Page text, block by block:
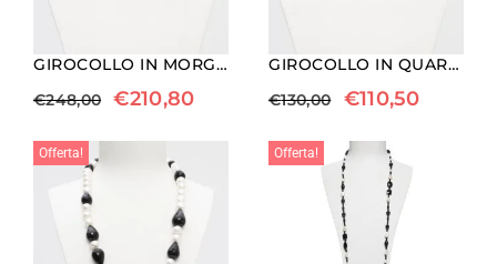
GIROCOLLO IN MORGANITE, LEGNO FOSSILE ED EBANO
€248,00 €210,80
GIROCOLLO IN QUARZO ROSA E LEGNO FOSSILE
€130,00 €110,50
Offerta! Offerta!